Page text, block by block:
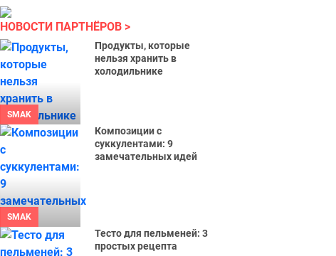
НОВОСТИ ПАРТНЁРОВ
SMAK
Продукты, которые
нельзя хранить в
холодильнике
SMAK
Композиции с
суккулентами: 9
замечательных идей
Тесто для пельменей: 3
простых рецепта